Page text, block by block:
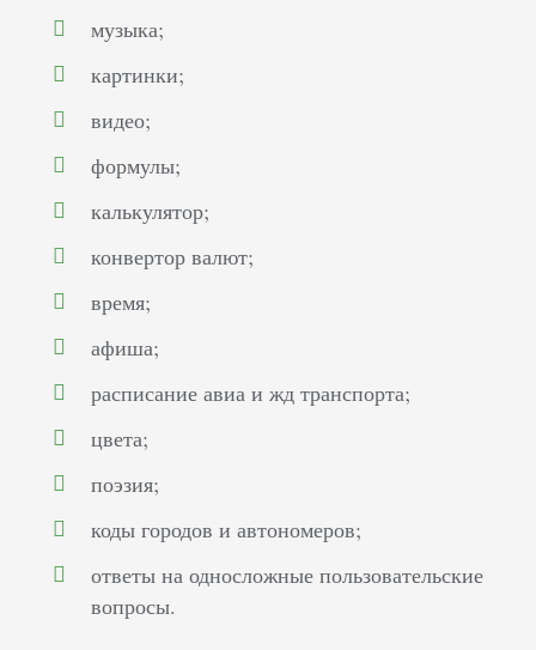
музыка;
картинки;
видео;
формулы;
калькулятор;
конвертор валют;
время;
афиша;
расписание авиа и жд транспорта;
цвета;
поэзия;
коды городов и автономеров;
ответы на односложные пользовательские
вопросы.